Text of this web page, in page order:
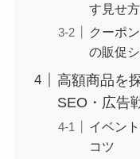
す見せ方
クーポ
の販促
高額商品を
SEO・広告
イベン
コツ